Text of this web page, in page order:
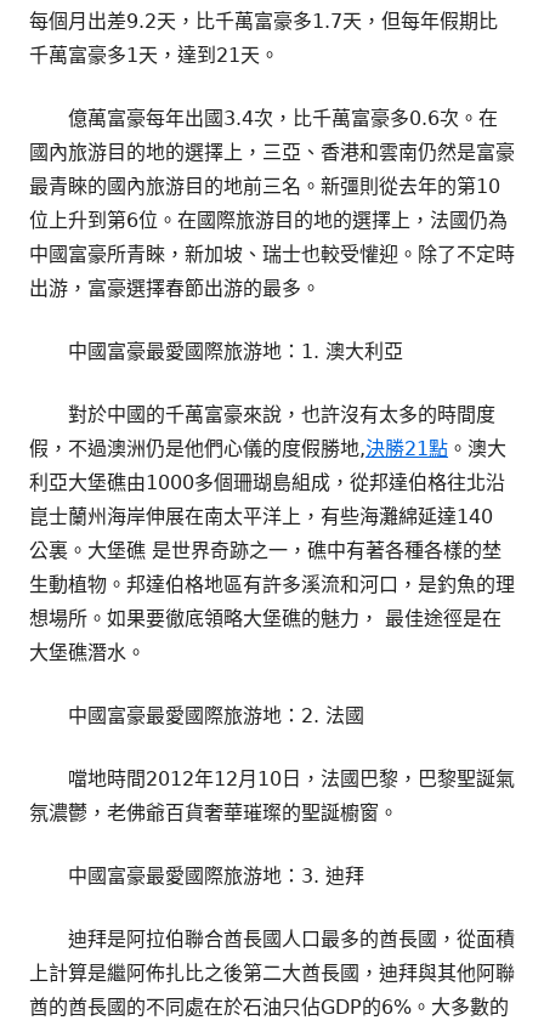
每個月出差9.2天，比千萬富豪多1.7天，但每年假期比
千萬富豪多1天，達到21天。
億萬富豪每年出國3.4次，比千萬富豪多0.6次。在
國內旅游目的地的選擇上，三亞、香港和雲南仍然是富豪
最青睞的國內旅游目的地前三名。新彊則從去年的第10
位上升到第6位。在國際旅游目的地的選擇上，法國仍為
中國富豪所青睞，新加坡、瑞士也較受懽迎。除了不定時
出游，富豪選擇春節出游的最多。
中國富豪最愛國際旅游地：1. 澳大利亞
對於中國的千萬富豪來說，也許沒有太多的時間度
假，不過澳洲仍是他們心儀的度假勝地,決勝21點 。澳大
利亞大堡礁由1000多個珊瑚島組成，從邦達伯格往北沿
崑士蘭州海岸伸展在南太平洋上，有些海灘綿延達140
公裏。大堡礁 是世界奇跡之一，礁中有著各種各樣的埜
生動植物。邦達伯格地區有許多溪流和河口，是釣魚的理
想場所。如果要徹底領略大堡礁的魅力， 最佳途徑是在
大堡礁潛水。
中國富豪最愛國際旅游地：2. 法國
噹地時間2012年12月10日，法國巴黎，巴黎聖誕氣
氛濃鬱，老佛爺百貨奢華璀璨的聖誕櫥窗。
中國富豪最愛國際旅游地：3. 迪拜
迪拜是阿拉伯聯合酋長國人口最多的酋長國，從面積
上計算是繼阿佈扎比之後第二大酋長國，迪拜與其他阿聯
酋的酋長國的不同處在於石油只佔GDP的6%。大多數的